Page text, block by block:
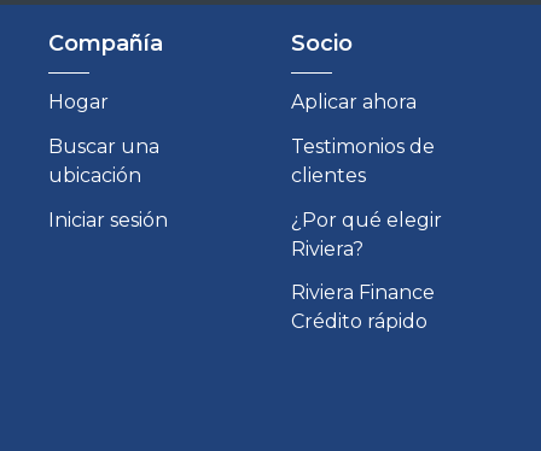
Compañía
Hogar
Buscar una
ubicación
Iniciar sesión
Socio
Aplicar ahora
Testimonios de
clientes
¿Por qué elegir
Riviera?
Riviera Finance
Crédito rápido